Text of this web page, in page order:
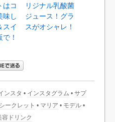
はコ
味し
スイ
！
リジナル乳酸菌
ジュース！グラ
スがオシャレ！
ンスタ • インスタグラム • サプ
ークレット • マリア • モデル •
容ドリンク